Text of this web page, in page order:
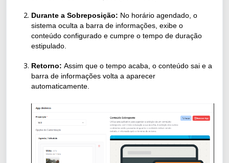
Durante a Sobreposição: No horário agendado, o
sistema oculta a barra de informações, exibe o
conteúdo configurado e cumpre o tempo de duração
estipulado.
Retorno: Assim que o tempo acaba, o conteúdo sai e a
barra de informações volta a aparecer
automaticamente.